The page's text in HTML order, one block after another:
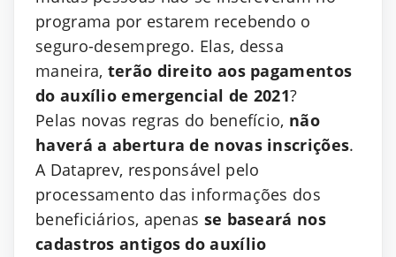
programa por estarem recebendo o
seguro-desemprego. Elas, dessa
maneira, terão direito aos pagamentos
do auxílio emergencial de 2021?
Pelas novas regras do benefício, não
haverá a abertura de novas inscrições.
A Dataprev, responsável pelo
processamento das informações dos
beneficiários, apenas se baseará nos
cadastros antigos do auxílio